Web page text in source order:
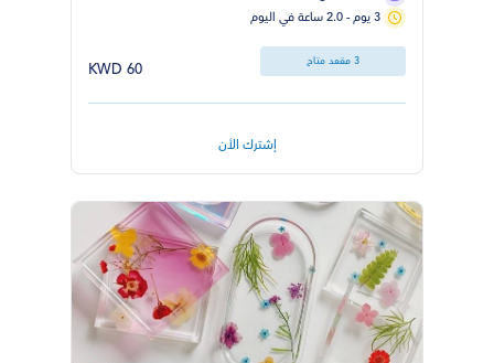
3 يوم - 2.0 ساعة في اليوم
3 مقعد متاح 60 KWD
إشترك الأن